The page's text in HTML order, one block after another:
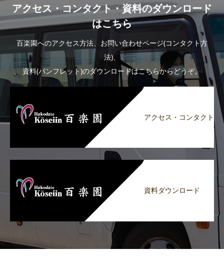
アクセス・コンタクト・資料のダウンロード
はこちら
百楽園へのアクセス方法、お問い合わせページ(コンタクト方
法)、
資料(パンフレット)のダウンロードはこちらからどうぞ。
アクセス・コンタクト
資料ダウンロード